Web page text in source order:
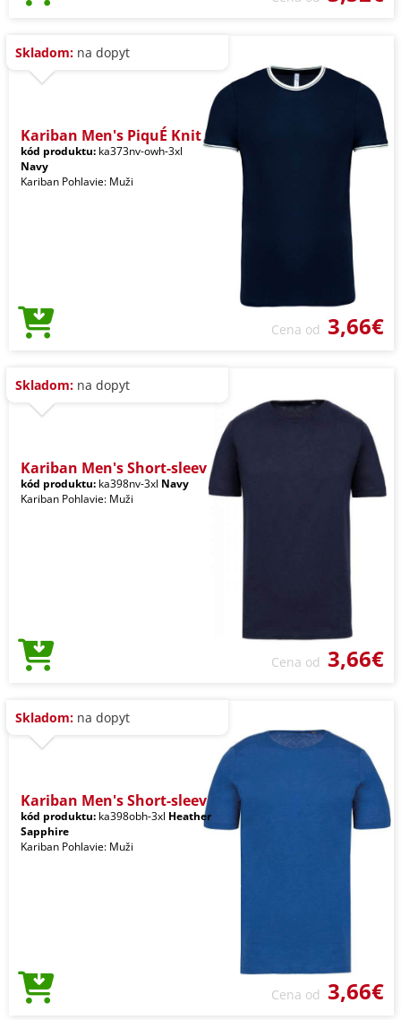
Skladom: na dopyt
Kariban Men's PiquÉ Knit
kód produktu: ka373nv-owh-3xl
Navy
Kariban Pohlavie: Muži
Cena od 3,66€
Skladom: na dopyt
Kariban Men's Short-sleev
kód produktu: ka398nv-3xl Navy
Kariban Pohlavie: Muži
Cena od 3,66€
Skladom: na dopyt
Kariban Men's Short-sleev
kód produktu: ka398obh-3xl Heather
Sapphire
Kariban Pohlavie: Muži
Cena od 3,66€